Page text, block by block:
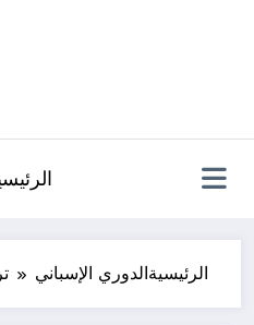
الرئيسيةالدوري الإسباني